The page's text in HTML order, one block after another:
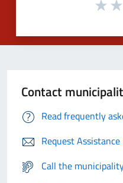
Contact
Read frequently
Request Assistance
Call the